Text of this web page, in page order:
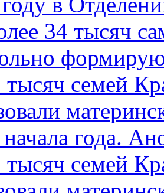
34 тысяч
тысяч семей
начала года.
тысяч семей